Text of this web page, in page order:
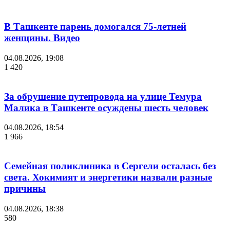
В Ташкенте парень домогался 75-летней
женщины. Видео
04.08.2026, 19:08
1 420
За обрушение путепровода на улице Темура
Малика в Ташкенте осуждены шесть человек
04.08.2026, 18:54
1 966
Семейная поликлиника в Сергели осталась без
света. Хокимият и энергетики назвали разные
причины
04.08.2026, 18:38
580